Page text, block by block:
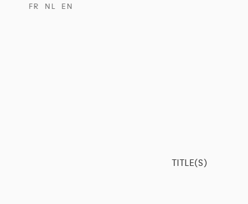
FR
NL EN
TITLE(S)